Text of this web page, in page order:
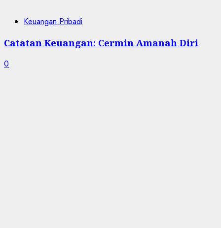
Keuangan Pribadi
Catatan Keuangan: Cermin Amanah Diri
0